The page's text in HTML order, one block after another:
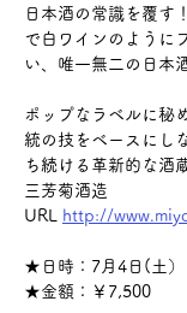
日本酒の常識を覆す
で白ワインのように
い、唯一無二の日本酒
ポップなラベルに秘
統の技をベースにし
ち続ける革新的な酒
三芳菊酒造
URL
http://
★日時：7月4日(土
★金額：￥7,500